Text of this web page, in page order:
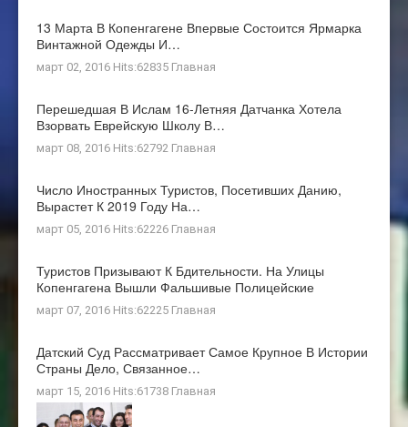
13 Марта В Копенгагене Впервые Состоится Ярмарка
Винтажной Одежды И…
март 02, 2016 Hits:62835 Главная
Перешедшая В Ислам 16-Летняя Датчанка Хотела
Взорвать Еврейскую Школу В…
март 08, 2016 Hits:62792 Главная
Число Иностранных Туристов, Посетивших Данию,
Вырастет К 2019 Году На…
март 05, 2016 Hits:62226 Главная
Туристов Призывают К Бдительности. На Улицы
Копенгагена Вышли Фальшивые Полицейские
март 07, 2016 Hits:62225 Главная
Датский Суд Рассматривает Самое Крупное В Истории
Страны Дело, Связанное…
март 15, 2016 Hits:61738 Главная